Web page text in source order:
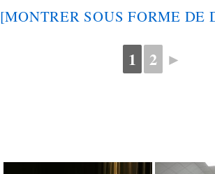
[MONTRER SOUS FORME
1 2 ►